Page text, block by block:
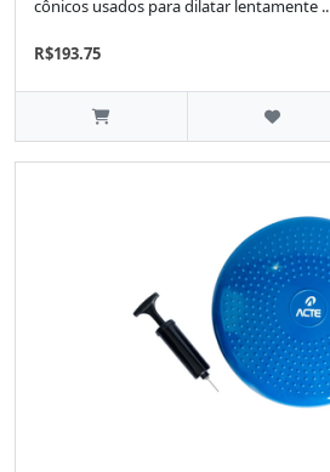
cônicos usados para dilatar lentamente ..
R$193.75